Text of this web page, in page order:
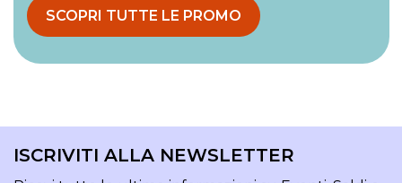
SCOPRI TUTTE LE PROMO
ISCRIVITI ALLA NEWSLETTER